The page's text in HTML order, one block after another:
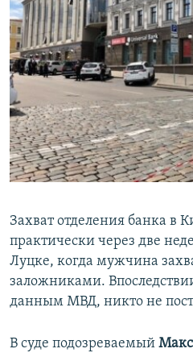
Захват отделения банка в
практически через две
Луцке, когда мужчина
заложниками.
данным МВД, никто не
В суде подозреваемый